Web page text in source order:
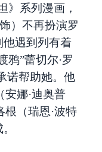
》系列漫画，
）不再扮演罗
他遇到列有着
鸦”蕾切尔·罗
诺帮助她。他
安娜·迪奥普
根（瑞恩·波特